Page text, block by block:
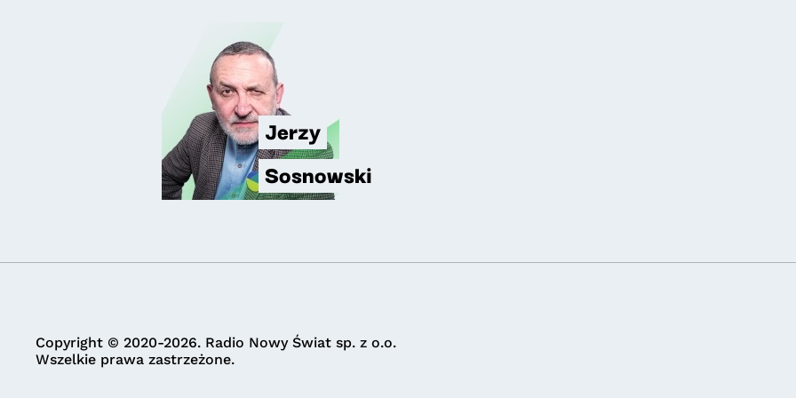
Jerzy
Sosnowski
Copyright © 2020-2026. Radio Nowy Świat sp. z o.o.
Wszelkie prawa zastrzeżone.